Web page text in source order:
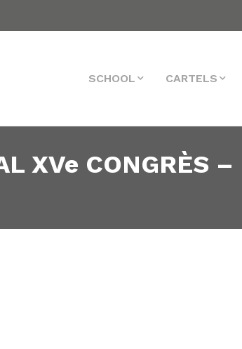
SCHOOL CARTELS
XVe CONGRÈS